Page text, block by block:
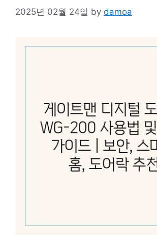
2025년 02월 24일 by damoa